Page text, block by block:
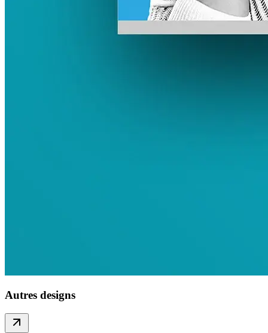
Autres designs